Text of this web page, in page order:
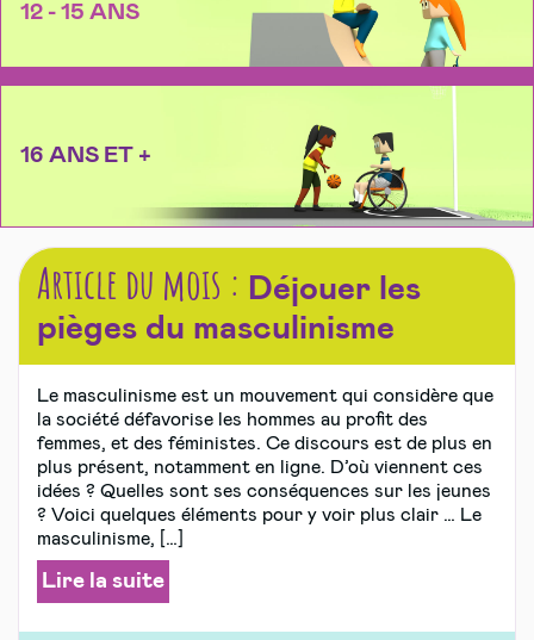
12 - 15 ANS
16 ANS ET +
Article du mois : Déjouer les
pièges du masculinisme
Le masculinisme est un mouvement qui considère que
la société défavorise les hommes au profit des
femmes, et des féministes. Ce discours est de plus en
plus présent, notamment en ligne. D’où viennent ces
idées ? Quelles sont ses conséquences sur les jeunes
? Voici quelques éléments pour y voir plus clair … Le
masculinisme, […]
Lire la suite